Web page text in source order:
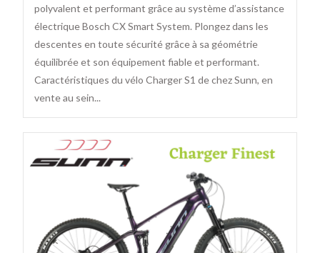
polyvalent et performant grâce au système d’assistance
électrique Bosch CX Smart System. Plongez dans les
descentes en toute sécurité grâce à sa géométrie
équilibrée et son équipement fiable et performant.
Caractéristiques du vélo Charger S1 de chez Sunn, en
vente au sein...